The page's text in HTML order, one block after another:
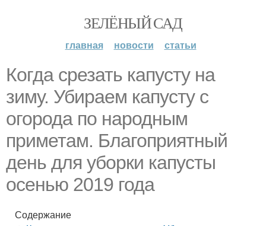
ЗЕЛЁНЫЙ САД
главная новости статьи
Когда срезать капусту на
зиму. Убираем капусту с
огорода по народным
приметам. Благоприятный
день для уборки капусты
осенью 2019 года
Содержание